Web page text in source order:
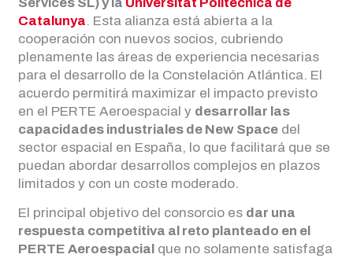
Catalunya. Esta alianza está abierta a la
cooperación con nuevos socios, cubriendo
plenamente las áreas de experiencia necesarias
para el desarrollo de la Constelación Atlántica. El
acuerdo permitirá maximizar el impacto previsto
en el PERTE Aeroespacial y desarrollar las
capacidades industriales de New Space del
sector espacial en España, lo que facilitará que se
puedan abordar desarrollos complejos en plazos
limitados y con un coste moderado.
El principal objetivo del consorcio es dar una
respuesta competitiva al reto planteado en el
PERTE Aeroespacial que no solamente satisfaga